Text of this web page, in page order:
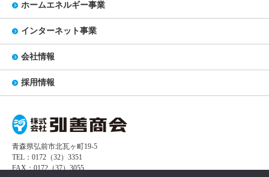
ホームエネルギー事業
インターネット事業
会社情報
採用情報
青森県弘前市北瓦ヶ町19-5
TEL：0172（32）3351
FAX：0172（37）3055